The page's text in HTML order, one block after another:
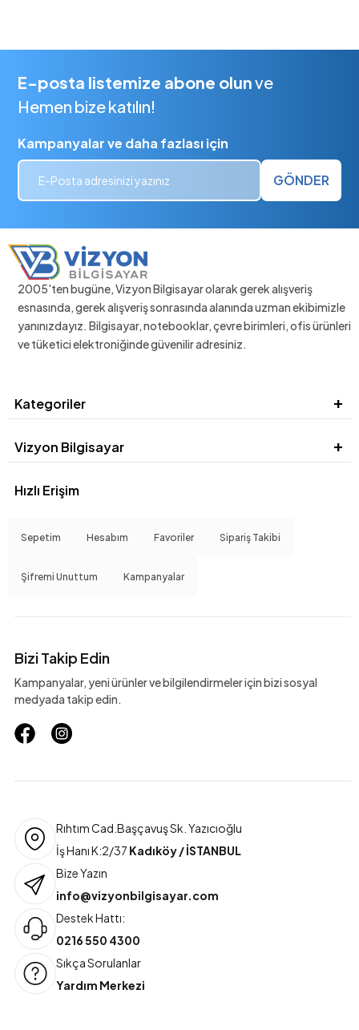
E-posta listemize abone olunve
Hemen bize katılın!
Kampanyalar ve daha fazlası için
GÖNDER
2005'ten bugüne, Vizyon Bilgisayar olarak gerek alışveriş
esnasında, gerek alışveriş sonrasında alanında uzman ekibimizle
yanınızdayız. Bilgisayar, notebooklar, çevre birimleri, ofis ürünleri
ve tüketici elektroniğinde güvenilir adresiniz.
Kategoriler
Vizyon Bilgisayar
Hızlı Erişim
Sepetim Hesabım Favoriler Sipariş Takibi
Şifremi Unuttum Kampanyalar
Bizi Takip Edin
Kampanyalar, yeni ürünler ve bilgilendirmeler için bizi sosyal
medyada takip edin.
Rıhtım Cad.Başçavuş Sk. Yazıcıoğlu
İş Hanı K:2/37 Kadıköy / İSTANBUL
Bize Yazın
info@vizyonbilgisayar.com
Destek Hattı:
0216 550 4300
Sıkça Sorulanlar
Yardım Merkezi